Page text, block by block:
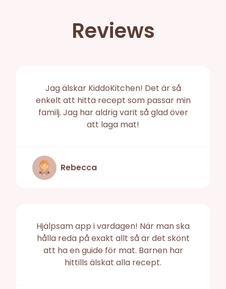
Reviews
Jag älskar KiddoKitchen! Det är så
enkelt att hitta recept som passar min
familj. Jag har aldrig varit så glad över
att laga mat!
Rebecca
Hjälpsam app i vardagen! När man ska
hålla reda på exakt allt så är det skönt
att ha en guide för mat. Barnen har
hittills älskat alla recept.